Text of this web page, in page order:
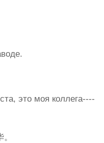
это моя коллега----